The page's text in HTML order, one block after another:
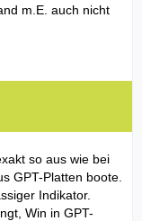
m.E. auch nicht
so aus wie bei
GPT-Platten boote.
Indikator.
Win in GPT-